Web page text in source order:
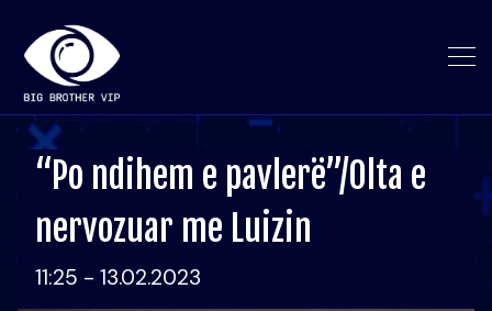
“Po ndihem e pavlerë”/Olta e
nervozuar me Luizin
11:25 - 13.02.2023